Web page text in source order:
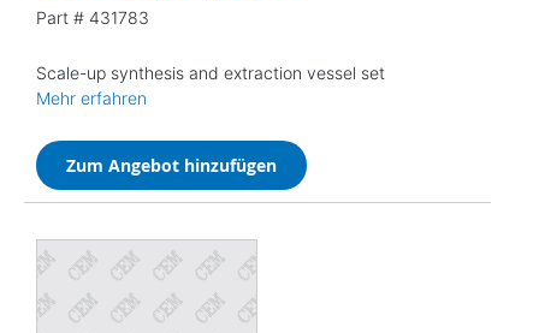
Part # 431783
Scale-up synthesis and extraction vessel set
Mehr erfahren
Zum Angebot hinzufügen